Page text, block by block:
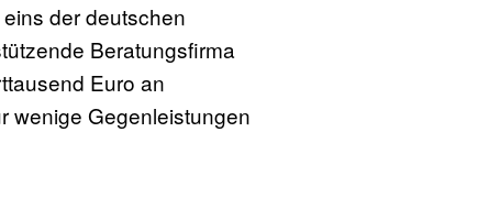
der deutschen
Beratungsfirma
Euro an
wenige Gegenleistungen